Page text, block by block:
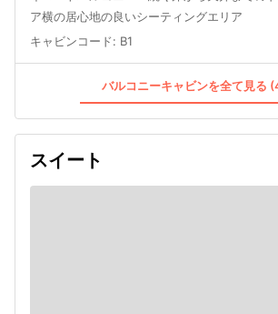
ア横の居心地の良いシーティングエリア
キャビンコード: B1
バルコニーキャビンを全て見る
スイート